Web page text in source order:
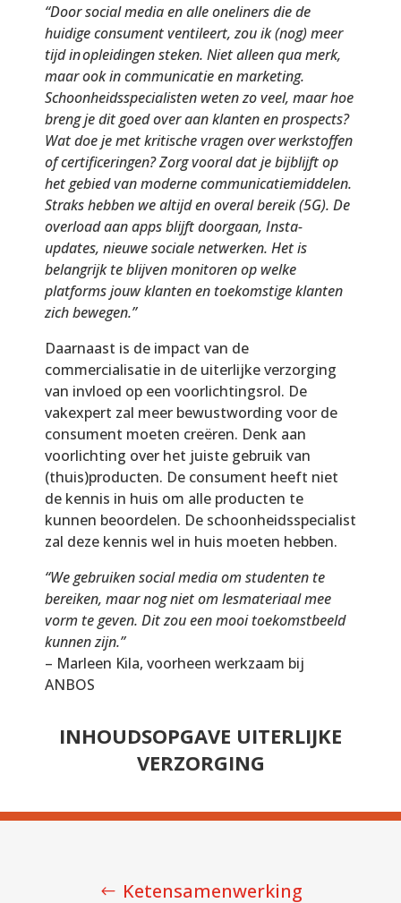
“Door social media en alle oneliners die de
huidige consument ventileert, zou ik (nog) meer
tijd in opleidingen steken. Niet alleen qua merk,
maar ook in communicatie en marketing.
Schoonheidsspecialisten weten zo veel, maar hoe
breng je dit goed over aan klanten en prospects?
Wat doe je met kritische vragen over werkstoffen
of certificeringen? Zorg vooral dat je bijblijft op
het gebied van moderne communicatiemiddelen.
Straks hebben we altijd en overal bereik (5G). De
overload aan apps blijft doorgaan, Insta-
updates, nieuwe sociale netwerken. Het is
belangrijk te blijven monitoren op welke
platforms jouw klanten en toekomstige klanten
zich bewegen.”
Daarnaast is de impact van de
commercialisatie in de uiterlijke verzorging
van invloed op een voorlichtingsrol. De
vakexpert zal meer bewustwording voor de
consument moeten creëren. Denk aan
voorlichting over het juiste gebruik van
(thuis)producten. De consument heeft niet
de kennis in huis om alle producten te
kunnen beoordelen. De schoonheidsspecialist
zal deze kennis wel in huis moeten hebben.
“We gebruiken social media om studenten te
bereiken, maar nog niet om lesmateriaal mee
vorm te geven. Dit zou een mooi toekomstbeeld
kunnen zijn.”
– Marleen Kila, voorheen werkzaam bij
ANBOS
INHOUDSOPGAVE UITERLIJKE
VERZORGING
Ketensamenwerking